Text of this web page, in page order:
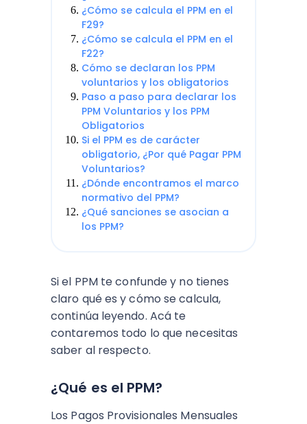
¿Cómo se calcula el PPM en el
F29?
¿Cómo se calcula el PPM en el
F22?
Cómo se declaran los PPM
voluntarios y los obligatorios
Paso a paso para declarar los
PPM Voluntarios y los PPM
Obligatorios
Si el PPM es de carácter
obligatorio, ¿Por qué Pagar PPM
Voluntarios?
¿Dónde encontramos el marco
normativo del PPM?
¿Qué sanciones se asocian a
los PPM?
Si el PPM te confunde y no tienes
claro qué es y cómo se calcula,
continúa leyendo. Acá te
contaremos todo lo que necesitas
saber al respecto.
¿Qué es el PPM?
Los Pagos Provisionales Mensuales